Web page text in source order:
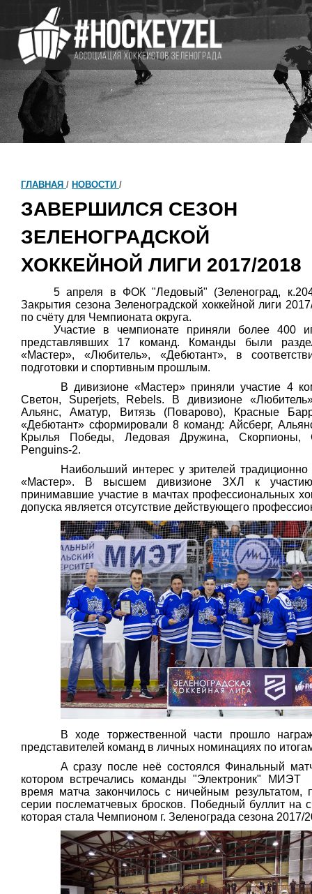
ГЛАВНАЯ / НОВОСТИ /
ЗАВЕРШИЛСЯ СЕЗОН
ЗЕЛЕНОГРАДСКОЙ
ХОККЕЙНОЙ ЛИГИ 2017/2018
5 апреля в ФОК "Ледовый"
(Зеленоград,
Закрытия сезона Зеленоградской хоккейной лиги
по счёту для Чемпионата округа.
Участие в чемпионате приняли более 400
представлявших 17 команд. Команды были
«Мастер», «Любитель», «Дебютант», в
подготовки и спортивным прошлым.
В дивизионе «Мастер» приняли участие 4
Светон, Superjets, Rebels. В дивизионе
Альянс, Аматур, Витязь (Поварово), Красные
«Дебютант» сформировали 8 команд: Айсберг,
Крылья Победы, Ледовая Дружина, Скорпионы,
Penguins-2.
Наибольший интерес у зрителей
«Мастер». В высшем дивизионе ЗХЛ к участию
принимавшие участие в мачтах профессиональных
допуска является отсутствие действующего
В ходе торжественной части прошло
представителей команд в личных номинациях по
А сразу после неё состоялся Финальный
котором встречались команды "Электроник" МИЭТ
время матча закончилось с ничейным результатом,
серии послематчевых бросков. Победный буллит на
которая стала Чемпионом г. Зеленограда сезона 2017/